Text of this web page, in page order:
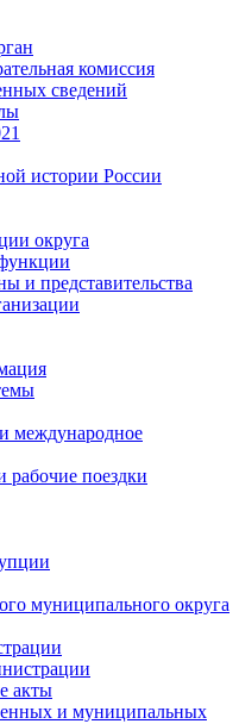
комиссия
сведений
истории России
округа
и представительства
международное
поездки
муниципального округа
акты
и муниципальных